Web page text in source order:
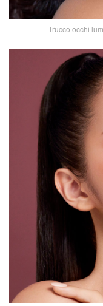
Trucco occhi